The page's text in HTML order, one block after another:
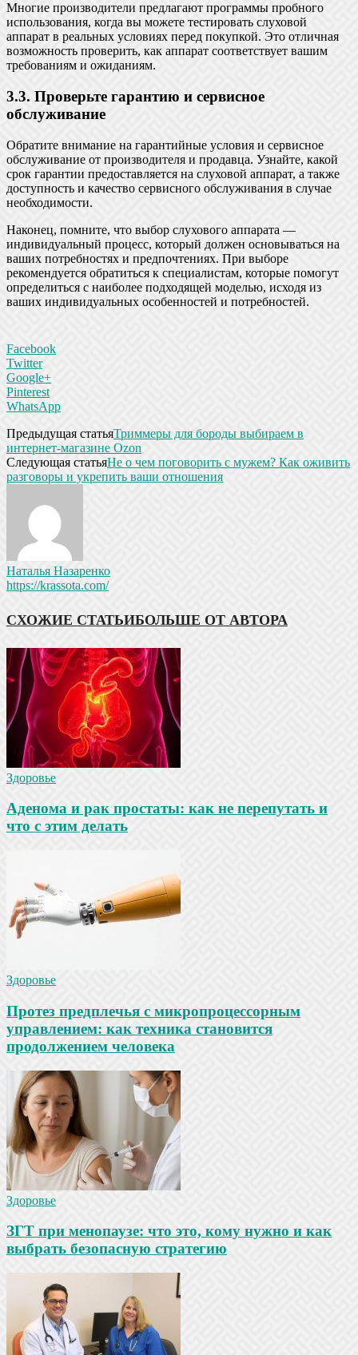
Многие производители предлагают программы пробного
использования, когда вы можете тестировать слуховой
аппарат в реальных условиях перед покупкой. Это отличная
возможность проверить, как аппарат соответствует вашим
требованиям и ожиданиям.
3.3. Проверьте гарантию и сервисное
обслуживание
Обратите внимание на гарантийные условия и сервисное
обслуживание от производителя и продавца. Узнайте, какой
срок гарантии предоставляется на слуховой аппарат, а также
доступность и качество сервисного обслуживания в случае
необходимости.
Наконец, помните, что выбор слухового аппарата —
индивидуальный процесс, который должен основываться на
ваших потребностях и предпочтениях. При выборе
рекомендуется обратиться к специалистам, которые помогут
определиться с наиболее подходящей моделью, исходя из
ваших индивидуальных особенностей и потребностей.
Facebook
Twitter
Google+
Pinterest
WhatsApp
Предыдущая статьяТриммеры для бороды выбираем в
интернет-магазине Ozon
Следующая статьяНе о чем поговорить с мужем? Как оживить
разговоры и укрепить ваши отношения
Наталья Назаренко
https://krassota.com/
СХОЖИЕ СТАТЬИБОЛЬШЕ ОТ АВТОРА
Здоровье
Аденома и рак простаты: как не перепутать и
что с этим делать
Здоровье
Протез предплечья с микропроцессорным
управлением: как техника становится
продолжением человека
Здоровье
ЗГТ при менопаузе: что это, кому нужно и как
выбрать безопасную стратегию